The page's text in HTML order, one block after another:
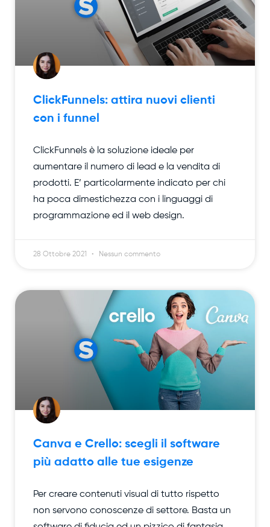
ClickFunnels: attira nuovi clienti
con i funnel
ClickFunnels è la soluzione ideale per
aumentare il numero di lead e la vendita di
prodotti. E’ particolarmente indicato per chi
ha poca dimestichezza con i linguaggi di
programmazione ed il web design.
28 Ottobre 2021 Nessun commento
Canva e Crello: scegli il software
più adatto alle tue esigenze
Per creare contenuti visual di tutto rispetto
non servono conoscenze di settore. Basta un